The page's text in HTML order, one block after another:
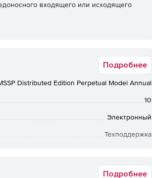
входящего или исходящего
анализ журналов с отчетами и
приложений. Его мощный
такие как межсетевые экраны,
Подробнее
Distributed Edition Perpetual Model Annual
10
Электронный
Техподдержка
Подробнее